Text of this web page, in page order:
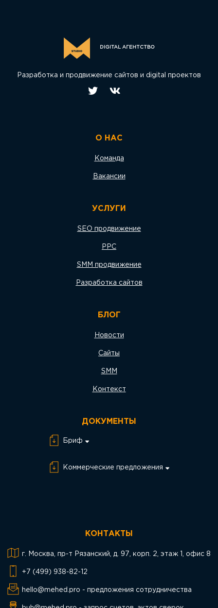
DIGITAL АГЕНТСТВО
Разработка и продвижение сайтов и digital проектов
О НАС
Команда
Вакансии
УСЛУГИ
SEO продвижение
PPC
SMM продвижение
Разработка сайтов
БЛОГ
Новости
Сайты
SMM
Контекст
ДОКУМЕНТЫ
Бриф
сайта
Коммерческие предложения
КОНТАКТЫ
г. Москва, пр-т Рязанский, д. 97, корп. 2, этаж 1, офис 8
+7 (499) 938-82-12
hello@mehed.pro - предложения сотрудничества